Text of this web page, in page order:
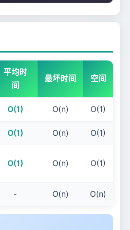
平均时
间
最坏时间 空间
O(1) O(n) O(1)
O(1) O(n) O(1)
O(1) O(n) O(1)
- O(n) O(n)